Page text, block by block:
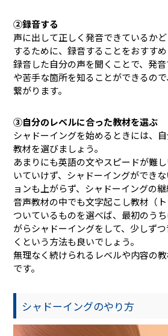
②録音する
声に出して正しく発音できているか
するために、録音することをおすすめ
録音した自分の声を聞くことで、発
や苦手な箇所を知ることができるの
繋がります。
③自分のレベルに合った教材を選ぶ
シャドーイングを始めるときには、
教材を選びましょう。
あまりにも英語の文やスピードが難
いていけず、シャドーイングができ
ョンも上がらず、シャドーイングの継
音声教材の中でも文字起こし教材（
ついているものを選べば、最初のう
がらシャドーイングをして、少しず
くという方法も良いでしょう。
無理なく続けられるレベルや内容の
です。
シャドーイングのやり方